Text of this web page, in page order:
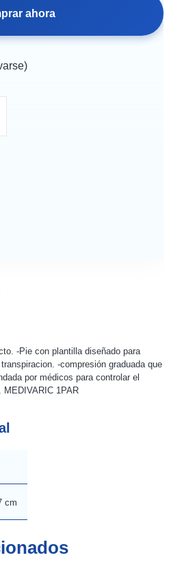
ahora
-Pie con plantilla diseñado para
-compresión graduada que
por médicos para controlar el
1PAR
cm